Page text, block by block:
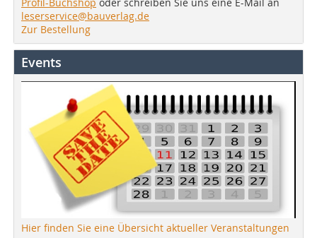
leserservice@bauverlag.de
Zur Bestellung
Events
Hier finden Sie eine Übersicht aktueller Veranstaltungen